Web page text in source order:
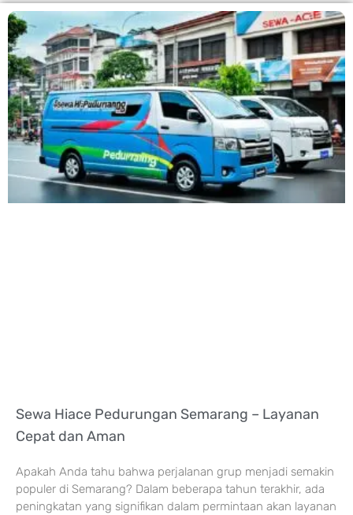
Sewa Hiace Pedurungan Semarang – Layanan
Cepat dan Aman
Apakah Anda tahu bahwa perjalanan grup menjadi semakin
populer di Semarang? Dalam beberapa tahun terakhir, ada
peningkatan yang signifikan dalam permintaan akan layanan